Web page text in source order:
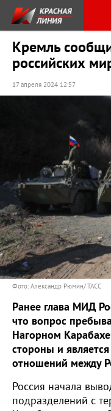
Кремль
российских
17 апреля 2024 12:57
Фото: Александр Рюмин/ ТАСС
Ранее глава МИД
что вопрос
Нагорном
стороны и
отношений между
Россия начала
подразделений с